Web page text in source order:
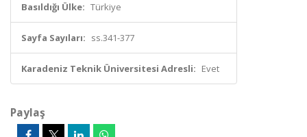
Basıldığı Ülke: Türkiye
Sayfa Sayıları: ss.341-377
Karadeniz Teknik Üniversitesi Adresli: Evet
Paylaş